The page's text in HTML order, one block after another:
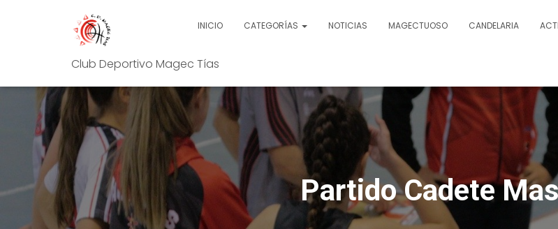
Club Deportivo Magec Tías
INICIO CATEGORÍAS NOTICIAS MAGECTUOSO CANDELARIA
Partido Cadete